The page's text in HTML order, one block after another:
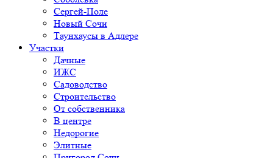
Сергей-Поле
Новый Сочи
Таунхаусы в Адлере
Участки
Дачные
ИЖС
Садоводство
Строительство
От собственника
В центре
Недорогие
Элитные